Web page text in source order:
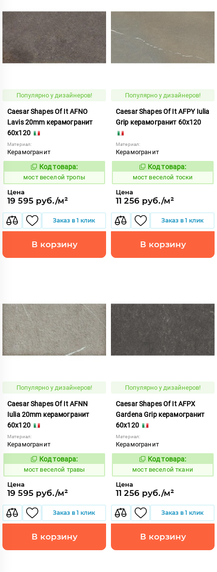
Популярно у дизайнеров!
Caesar Shapes Of It AFNO
Lavis 20mm керамогранит
60x120
Материал:
Керамогранит
1016858
Код товара:
мост веселой тропы
Цена
19 595 руб./м²
Заказ в 1 клик
В корзину
Популярно у дизайнеров!
Caesar Shapes Of It AFPY Iulia
Grip керамогранит 60x120
Материал:
Керамогранит
1016856
Код товара:
мост веселой тоски
Цена
11 256 руб./м²
Заказ в 1 клик
В корзину
Популярно у дизайнеров!
Caesar Shapes Of It AFNN
Iulia 20mm керамогранит
60x120
Материал:
Керамогранит
1016857
Код товара:
мост веселой травы
Цена
19 595 руб./м²
Заказ в 1 клик
В корзину
Популярно у дизайнеров!
Caesar Shapes Of It AFPX
Gardena Grip керамогранит
60x120
Материал:
Керамогранит
1016855
Код товара:
мост веселой ткани
Цена
11 256 руб./м²
Заказ в 1 клик
В корзину